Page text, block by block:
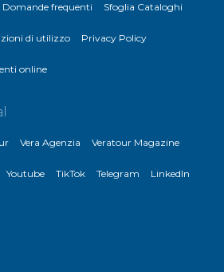
Domande frequenti Sfoglia Cataloghi
di utilizzo Privacy Policy
online
Vera Agenzia Veratour Magazine
Youtube TikTok Telegram LinkedIn